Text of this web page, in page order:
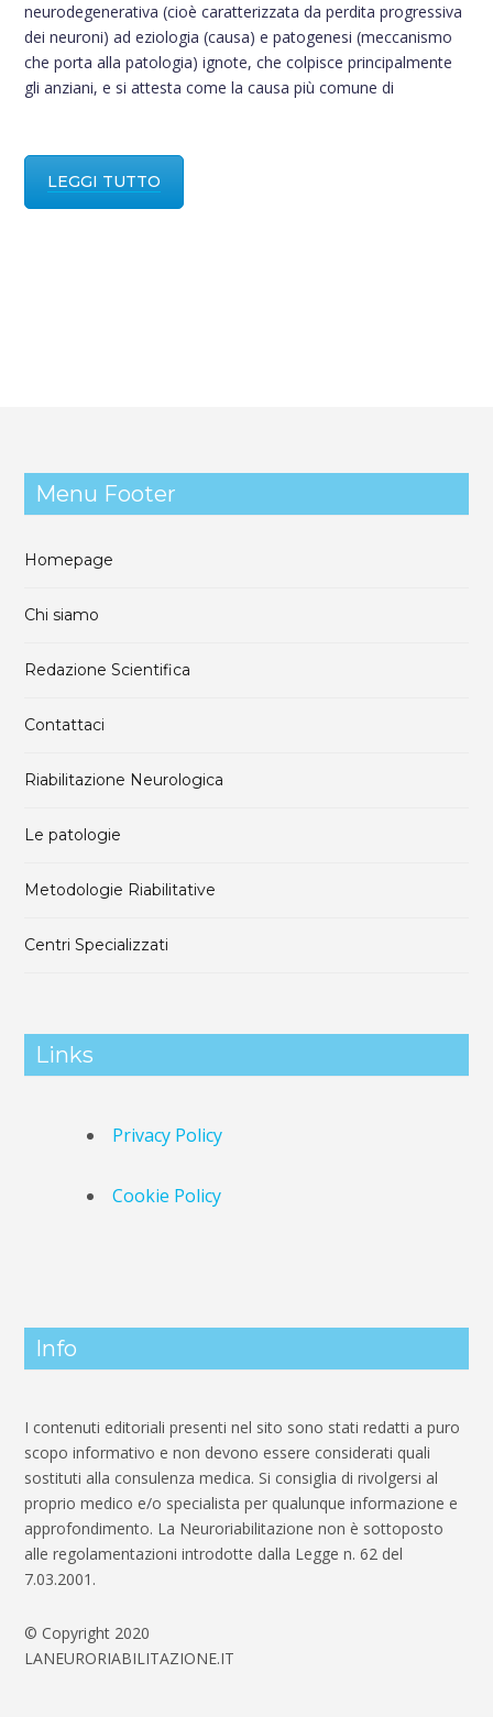
neurodegenerativa (cioè caratterizzata da perdita progressiva
dei neuroni) ad eziologia (causa) e patogenesi (meccanismo
che porta alla patologia) ignote, che colpisce principalmente
gli anziani, e si attesta come la causa più comune di
LEGGI TUTTO
Menu Footer
Homepage
Chi siamo
Redazione Scientifica
Contattaci
Riabilitazione Neurologica
Le patologie
Metodologie Riabilitative
Centri Specializzati
Links
Privacy Policy
Cookie Policy
Info
I contenuti editoriali presenti nel sito sono stati redatti a puro
scopo informativo e non devono essere considerati quali
sostituti alla consulenza medica. Si consiglia di rivolgersi al
proprio medico e/o specialista per qualunque informazione e
approfondimento. La Neuroriabilitazione non è sottoposto
alle regolamentazioni introdotte dalla Legge n. 62 del
7.03.2001.
© Copyright 2020
LANEURORIABILITAZIONE.IT